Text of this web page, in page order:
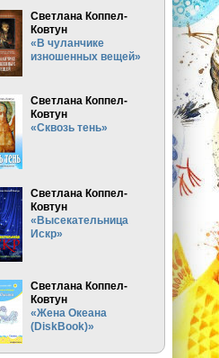
Светлана Коппел-
Ковтун
«В чуланчике
изношенных вещей»
Светлана Коппел-
Ковтун
«Сквозь тень»
Светлана Коппел-
Ковтун
«Высекательница
Искр»
Светлана Коппел-
Ковтун
«Жена Океана
(DiskBook)»